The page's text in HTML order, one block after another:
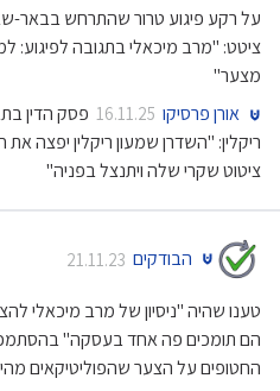
על רקע פיגוע טרור שהתרחש בבאר-
ציטט: "מרב מיכאלי בתגובה לפיגוע:
מצער"
אורן פרסיקו 16.11.25 פסק הדין
ריקלין: "השדרן שמעון ריקלין יפצה
ציטוט שקרי שלה ויתנצל בפניה"
הבודקים 21.11.23
טענו שהיה "ניסיון של מרב מיכאלי
הם תומכים פה אחד בעסקה"
החטופים על הצער שהפוליטיקאים